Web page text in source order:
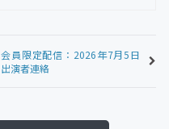
会員限定配信：2026年7月5日
出演者連絡